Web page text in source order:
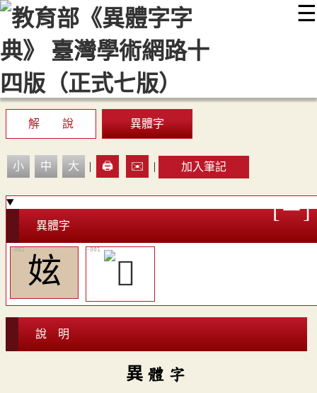
☰
::: 最新消息 常見問題 編輯說明
顯示模式
網站導覽
解 說 異體字
小 中 大 | 🖨️ ✉️ | 加入筆記
異體字
妶
說 明
異 體 字